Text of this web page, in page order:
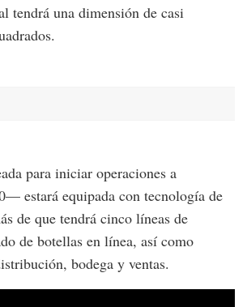
tendrá una dimensión de casi
para iniciar operaciones a
estará equipada con tecnología de
de que tendrá cinco líneas de
de botellas en línea, así como
bodega y ventas.